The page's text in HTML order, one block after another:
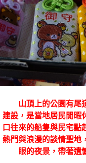
山頂上的公園有尾
建設，是當地居民閒暇
口往來的船隻與民宅點
熱門與浪漫的談情聖地
眼的夜景，帶著遺